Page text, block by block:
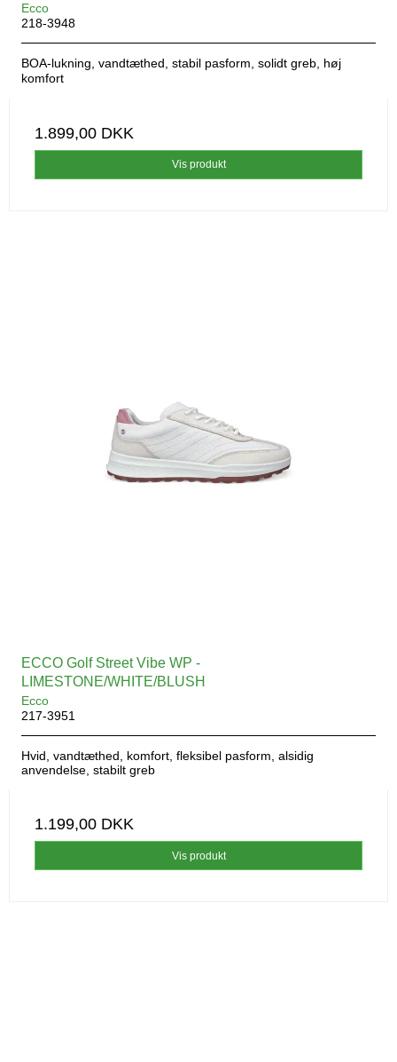
Ecco
218-3948
BOA-lukning, vandtæthed, stabil pasform, solidt greb, høj
komfort
1.899,00 DKK
Vis produkt
ECCO Golf Street Vibe WP -
LIMESTONE/WHITE/BLUSH
Ecco
217-3951
Hvid, vandtæthed, komfort, fleksibel pasform, alsidig
anvendelse, stabilt greb
1.199,00 DKK
Vis produkt